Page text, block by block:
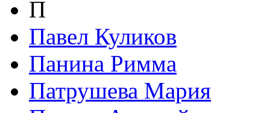
П
Павел Куликов
Панина Римма
Патрушева Мария